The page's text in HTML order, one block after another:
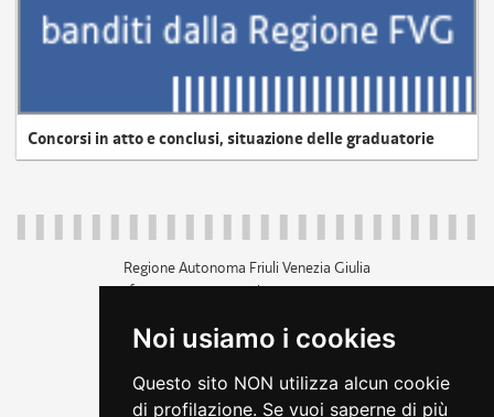
Noi usiamo i cookies
Questo sito NON utilizza alcun cookie
di profilazione. Se vuoi saperne di più
Concorsi in atto e conclusi, situazione delle graduatorie
Regione Autonoma Friuli Venezia Giulia
c.f. 80014930327; p.iva 00526040324
+39 040 3771111
amministrazione trasparente